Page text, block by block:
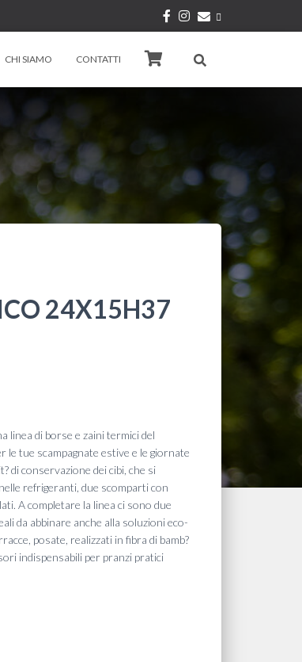
CHI SIAMO CONTATTI
24X15H37
linea di borse e zaini termici del
le tue scampagnate estive e le giornate
di conservazione dei cibi, che si
refrigeranti, due scomparti con
A completare la linea ci sono due
da abbinare anche alla soluzioni eco-
posate, realizzati in fibra di bamb?
indispensabili per pranzi pratici